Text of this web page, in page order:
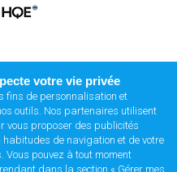
votre vie privée
fins de personnalisation et
outils. Nos partenaires utilisent
vous proposer des publicités
habitudes de navigation et de votre
Vous pouvez à tout moment
dans la section « Gérer mes